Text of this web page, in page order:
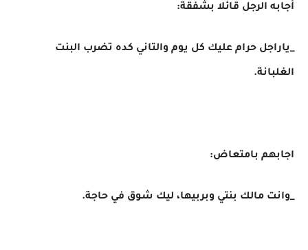
أجابه الرجل قائلا بشفقة:
_ياراجل حرام عليك كل يوم والتاني كده تضرب البنت
الغلبانة.
اجابهم بامتعاض:
_وانت مالك بنتي وبربيها، ليك شوق في حاجة.